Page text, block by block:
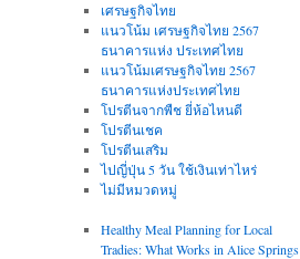
เศรษฐกิจไทย
แนวโน้ม เศรษฐกิจไทย 2567
ธนาคารแห่ง ประเทศไทย
แนวโน้มเศรษฐกิจไทย 2567
ธนาคารแห่งประเทศไทย
โปรตีนจากพืช ยี่ห้อไหนดี
โปรตีนเชค
โปรตีนเสริม
ไปญี่ปุ่น 5 วัน ใช้เงินเท่าไหร่
ไม่มีหมวดหมู่
Healthy Meal Planning for Local
Tradies: What Works in Alice Springs